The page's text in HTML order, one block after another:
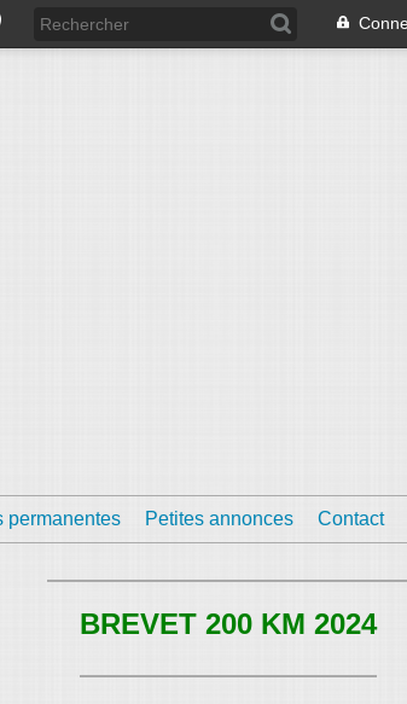
permanentes Petites annonces Contact
BREVET 200 KM 2024